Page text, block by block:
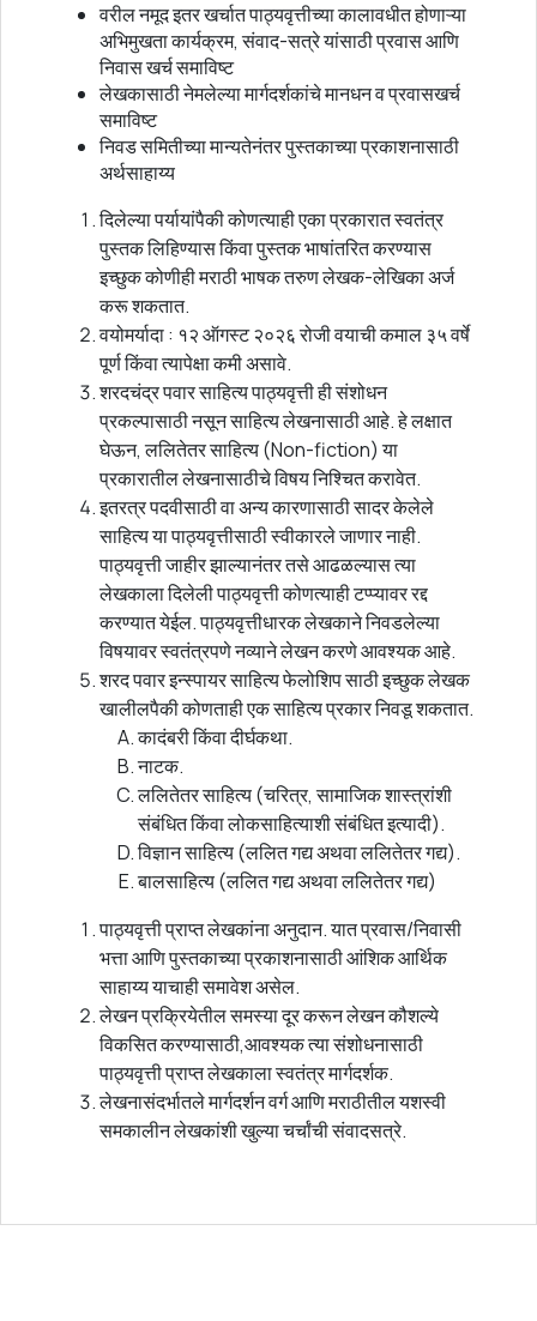
वरील नमूद इतर खर्चात पाठ्यवृत्तीच्या कालावधीत होणाऱ्या
अभिमुखता कार्यक्रम, संवाद-सत्रे यांसाठी प्रवास आणि
निवास खर्च समाविष्ट
लेखकासाठी नेमलेल्या मार्गदर्शकांचे मानधन व प्रवासखर्च
समाविष्ट
निवड समितीच्या मान्यतेनंतर पुस्तकाच्या प्रकाशनासाठी
अर्थसाहाय्य
दिलेल्या पर्यायांपैकी कोणत्याही एका प्रकारात स्वतंत्र
पुस्तक लिहिण्यास किंवा पुस्तक भाषांतरित करण्यास
इच्छुक कोणीही मराठी भाषक तरुण लेखक-लेखिका अर्ज
करू शकतात.
वयोमर्यादा : १२ ऑगस्ट २०२६ रोजी वयाची कमाल ३५ वर्षे
पूर्ण किंवा त्यापेक्षा कमी असावे.
शरदचंद्र पवार साहित्य पाठ्यवृत्ती ही संशोधन
प्रकल्पासाठी नसून साहित्य लेखनासाठी आहे. हे लक्षात
घेऊन, ललितेतर साहित्य (Non-fiction) या
प्रकारातील लेखनासाठीचे विषय निश्चित करावेत.
इतरत्र पदवीसाठी वा अन्य कारणासाठी सादर केलेले
साहित्य या पाठ्यवृत्तीसाठी स्वीकारले जाणार नाही.
पाठ्यवृत्ती जाहीर झाल्यानंतर तसे आढळल्यास त्या
लेखकाला दिलेली पाठ्यवृत्ती कोणत्याही टप्प्यावर रद्द
करण्यात येईल. पाठ्यवृत्तीधारक लेखकाने निवडलेल्या
विषयावर स्वतंत्रपणे नव्याने लेखन करणे आवश्यक आहे.
शरद पवार इन्स्पायर साहित्य फेलोशिप साठी इच्छुक लेखक
खालीलपैकी कोणताही एक साहित्य प्रकार निवडू शकतात.
कादंबरी किंवा दीर्घकथा.
नाटक.
ललितेतर साहित्य (चरित्र, सामाजिक शास्त्रांशी
संबंधित किंवा लोकसाहित्याशी संबंधित इत्यादी).
विज्ञान साहित्य (ललित गद्य अथवा ललितेतर गद्य).
बालसाहित्य (ललित गद्य अथवा ललितेतर गद्य)
पाठ्यवृत्ती प्राप्त लेखकांना अनुदान. यात प्रवास/निवासी
भत्ता आणि पुस्तकाच्या प्रकाशनासाठी आंशिक आर्थिक
साहाय्य याचाही समावेश असेल.
लेखन प्रक्रियेतील समस्या दूर करून लेखन कौशल्ये
विकसित करण्यासाठी,आवश्यक त्या संशोधनासाठी
पाठ्यवृत्ती प्राप्त लेखकाला स्वतंत्र मार्गदर्शक.
लेखनासंदर्भातले मार्गदर्शन वर्ग आणि मराठीतील यशस्वी
समकालीन लेखकांशी खुल्या चर्चांची संवादसत्रे.